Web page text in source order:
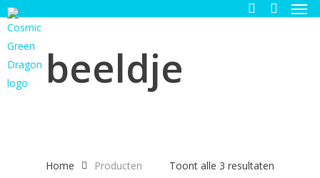
Skip
to
main
content
beeldje
Toont alle 3 resultaten
Home Producten